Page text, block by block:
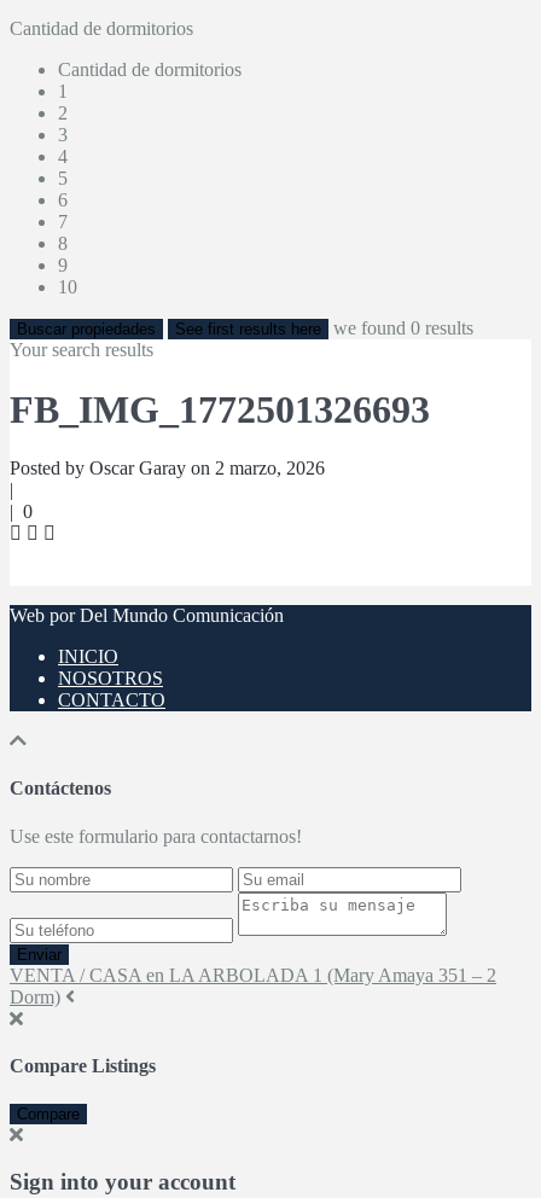
Cantidad de dormitorios
Cantidad de dormitorios
1
2
3
4
5
6
7
8
9
10
Buscar propiedades See first results here we found 0 results
Your search results
FB_IMG_1772501326693
Posted by Oscar Garay on 2 marzo, 2026
|
| 0
Web por Del Mundo Comunicación
INICIO
NOSOTROS
CONTACTO
Contáctenos
Use este formulario para contactarnos!
Enviar
VENTA / CASA en LA ARBOLADA 1 (Mary Amaya 351 – 2
Dorm)
Compare Listings
Compare
Sign into your account